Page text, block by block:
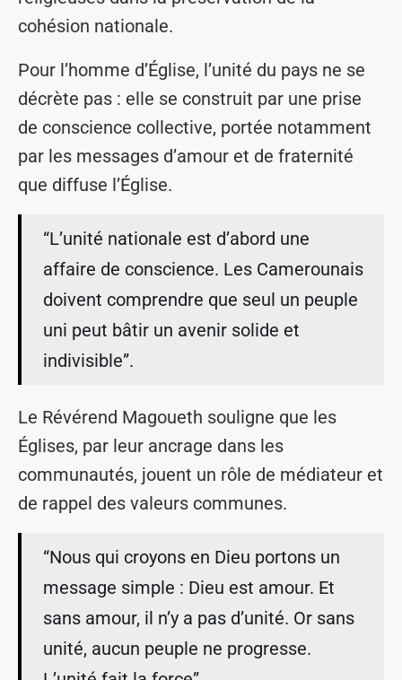
cohésion nationale.
Pour l’homme d’Église, l’unité du pays ne se
décrète pas : elle se construit par une prise
de conscience collective, portée notamment
par les messages d’amour et de fraternité
que diffuse l’Église.
“L’unité nationale est d’abord une
affaire de conscience. Les Camerounais
doivent comprendre que seul un peuple
uni peut bâtir un avenir solide et
indivisible”.
Le Révérend Magoueth souligne que les
Églises, par leur ancrage dans les
communautés, jouent un rôle de médiateur et
de rappel des valeurs communes.
“Nous qui croyons en Dieu portons un
message simple : Dieu est amour. Et
sans amour, il n’y a pas d’unité. Or sans
unité, aucun peuple ne progresse.